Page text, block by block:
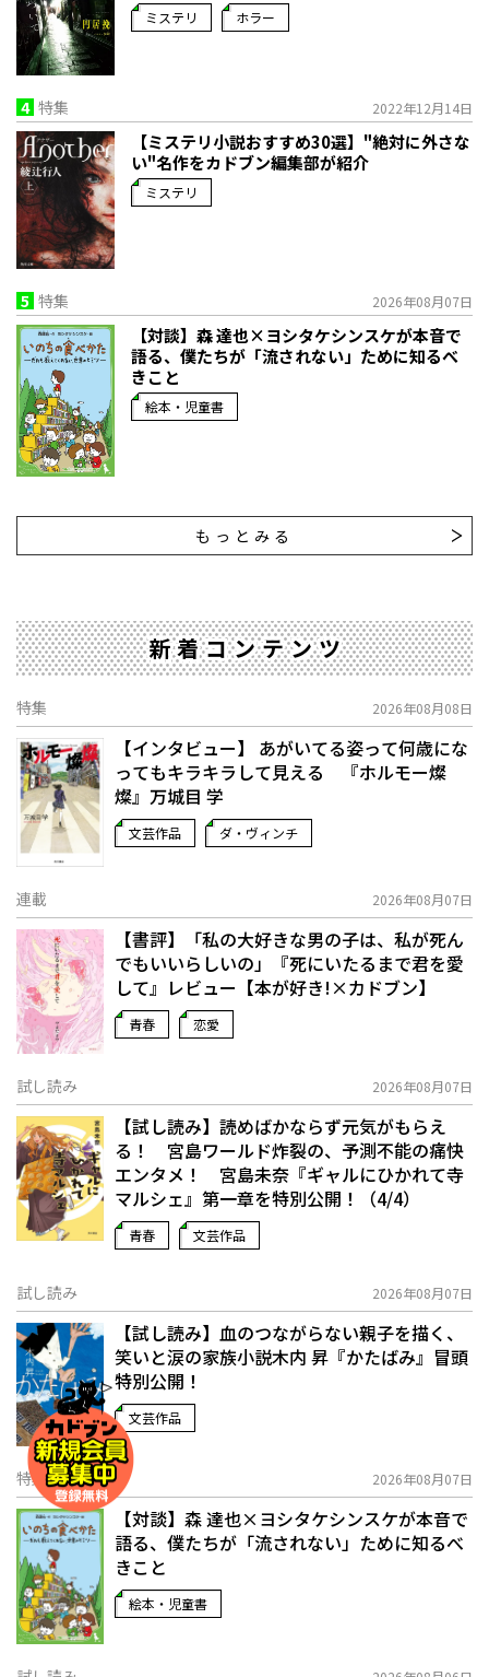
ミステリ ホラー
4 特集 2022年12月14日
【ミステリ小説おすすめ30選】"絶対に外さな
い"名作をカドブン編集部が紹介
ミステリ
5 特集 2026年08月07日
【対談】森 達也×ヨシタケシンスケが本音で
語る、僕たちが「流されない」ために知るべ
きこと
絵本・児童書
もっとみる
新着コンテンツ
特集 2026年08月08日
【インタビュー】 あがいてる姿って何歳にな
ってもキラキラして見える 『ホルモー燦
燦』万城目 学
文芸作品 ダ・ヴィンチ
連載 2026年08月07日
【書評】「私の大好きな男の子は、私が死ん
でもいいらしいの」――『死にいたるまで君を愛
して』レビュー【本が好き!×カドブン】
青春 恋愛
試し読み 2026年08月07日
【試し読み】読めばかならず元気がもらえ
る！ 宮島ワールド炸裂の、予測不能の痛快
エンタメ！ 宮島未奈『ギャルにひかれて寺
マルシェ』第一章を特別公開！（4/4）
青春 文芸作品
試し読み 2026年08月07日
【試し読み】血のつながらない親子を描く、
笑いと涙の家族小説――木内 昇『かたばみ』冒頭
特別公開！
文芸作品
特集 2026年08月07日
【対談】森 達也×ヨシタケシンスケが本音で
語る、僕たちが「流されない」ために知るべ
きこと
絵本・児童書